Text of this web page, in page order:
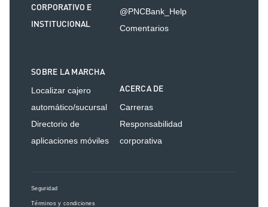
CORPORATIVO E
INSTITUCIONAL
@PNCBank_Help
Comentarios
SOBRE LA MARCHA
Localizar cajero
automático/sucursal
Directorio de
aplicaciones móviles
ACERCA DE
Carreras
Responsabilidad
corporativa
Seguridad
Términos y condiciones